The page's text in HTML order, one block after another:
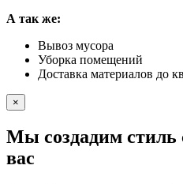
А так же:
Вывоз мусора
Уборка помещений
Доставка материалов до
×
Мы создадим стиль
вас